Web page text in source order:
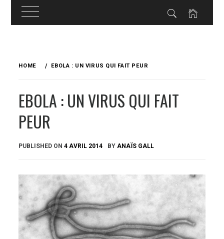
HOME EBOLA : UN VIRUS QUI FAIT PEUR
EBOLA : UN VIRUS QUI FAIT
PEUR
PUBLISHED ON4 AVRIL 2014 BY ANAÏS GALL